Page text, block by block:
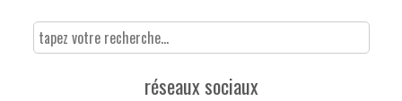
réseaux sociaux